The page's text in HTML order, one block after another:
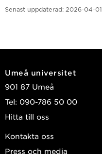
Senast uppdaterad: 2026-04-01
Umeå universitet
901 87 Umeå
Tel: 090-786 50 00
Hitta till oss
Kontakta oss
Press och media